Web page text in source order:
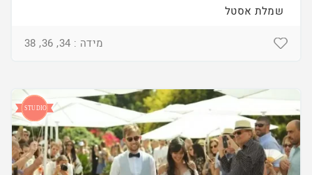
שמלת אסטל
מידה : 34, 36, 38